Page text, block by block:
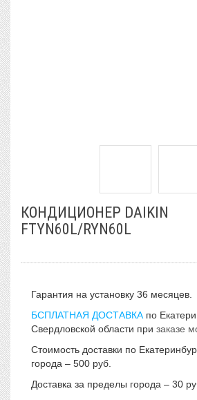
КОНДИЦИОНЕР DAIKIN
FTYN60L/RYN60L
Гарантия на установку 36 месяцев.
БСПЛАТНАЯ ДОСТАВКА по
Свердловской области при заказе
Стоимость доставки по
города – 500 руб.
Доставка за пределы города – 30